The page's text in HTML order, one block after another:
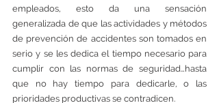
empleados, esto da una sensación
generalizada de que las actividades y métodos
de prevención de accidentes son tomados en
serio y se les dedica el tiempo necesario para
cumplir con las normas de seguridad…hasta
que no hay tiempo para dedicarle, o las
prioridades productivas se contradicen.